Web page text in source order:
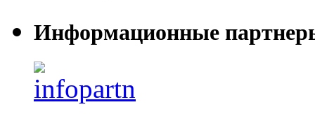
Информационные